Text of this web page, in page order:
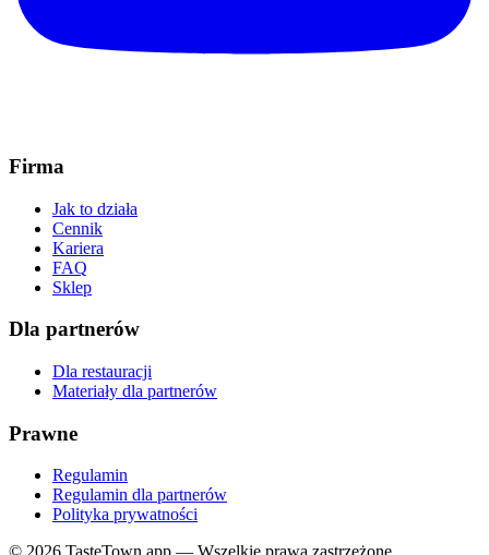
Firma
Jak to działa
Cennik
Kariera
FAQ
Sklep
Dla partnerów
Dla restauracji
Materiały dla partnerów
Prawne
Regulamin
Regulamin dla partnerów
Polityka prywatności